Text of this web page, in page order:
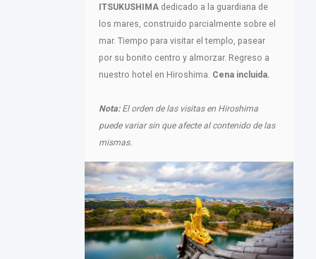
ITSUKUSHIMA dedicado a la guardiana de
los mares, construido parcialmente sobre el
mar. Tiempo para visitar el templo, pasear
por su bonito centro y almorzar. Regreso a
nuestro hotel en Hiroshima. Cena incluida.
Nota: El orden de las visitas en Hiroshima
puede variar sin que afecte al contenido de las
mismas.